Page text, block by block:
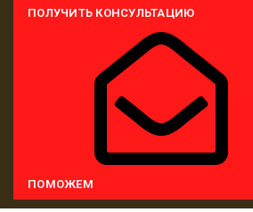
ПОЛУЧИТЬ КОНСУЛЬТАЦИЮ
ПОМОЖЕМ